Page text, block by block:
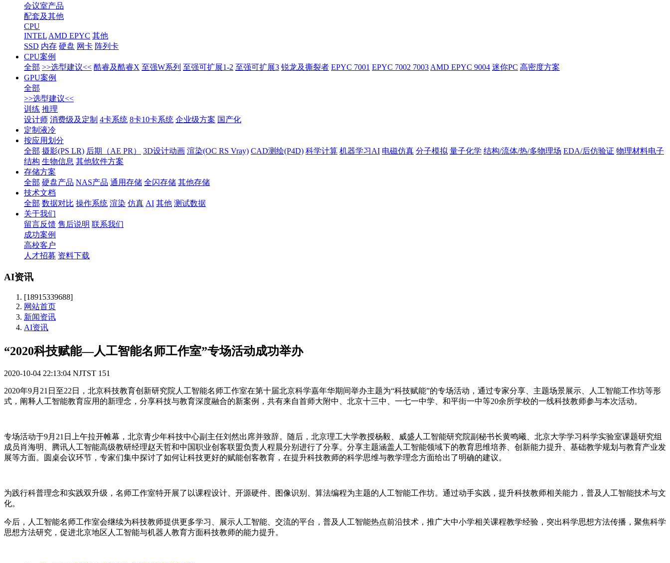
会议室产品
配套及其他
CPU
INTEL AMD EPYC 其他
SSD 内存 硬盘 网卡 阵列卡
CPU案例
全部 >>选型建议<< 酷睿及酷睿X 至强W系列 至强可扩展1-2 至强可扩展3 锐龙及撕裂者 EPYC 7001 EPYC 7002 7003 AMD EPYC 9004 迷你PC 高密度方案
GPU案例
全部
>>选型建议<<
训练 推理
设计师 消费级及定制 4卡系统 8卡10卡系统 企业级方案 国产化
定制液冷
按应用划分
全部 摄影(PS LR) 后期（AE PR） 3D设计动画 渲染(OC RS Vray) CAD测绘(P4D) 科学计算 机器学习AI 电磁仿真 分子模拟 量子化学 结构/流体/热/多物理场 EDA/后仿验证 物理材料电子
结构 生物信息 其他软件方案
存储方案
全部 硬盘产品 NAS产品 通用存储 全闪存储 其他存储
技术文档
全部 数据对比 操作系统 渲染 仿真 AI 其他 测试数据
关于我们
留言反馈 售后说明 联系我们
成功案例
高校客户
人才招募 资料下载
AI资讯
[18915339688]
网站首页
新闻资讯
AI资讯
“2020科技赋能—人工智能名师工作室”专场活动成功举办
2020-10-04 22:13:04 NJTST 151
2020年9月21日至22日，北京科技教育创新研究院人工智能名师工作室在第十届北京科学嘉年华期间举办主题为“科技赋能”的专场活动，通过专家分享、主题场景展示、人工智能工作坊等形
式，阐释人工智能教育应用的新理念，分享科技与教育深度融合的新案例，共有来自首师大附中、北京十三中、一七一中学、和平街一中等20余所学校的一线科技教师参与本次活动。
专场活动于9月21日上午拉开帷幕，北京青少年科技中心副主任刘然出席并致辞。随后，北京理工大学教授杨毅、威盛人工智能研究院副秘书长黄鸣曦、北京大学学习科学实验室课题研究组
成员肖海明、腾讯人工智能高级教研经理赵天哲和中国职业创客联盟负责人程晨分别进行了分享。分享主题涵盖人工智能领域下的教育思维培养、创新能力提升、基础教学规划与教育产业发
展等方面。圆桌会议环节，专家们集中探讨了如何让科技更好的赋能创客教育，在提升科技教师的科学思维与教学理念方面给出了明确的建议。
为践行科普理念和实践双升级，名师工作室特开展了以课程设计、开源硬件、图像识别、算法编程为主题的人工智能工作坊。通过动手实践，提升科技教师相关能力，普及人工智能技术与文
化。
今后，人工智能名师工作室会继续为科技教师提供更多学习、展示人工智能、交流的平台，普及人工智能热点前沿技术，推广大中小学相关课程教学经验，突出科学思想方法传播，聚焦科学
思想方法研究，促进北京地区人工智能与机器人教育方面科技教师的能力提升。